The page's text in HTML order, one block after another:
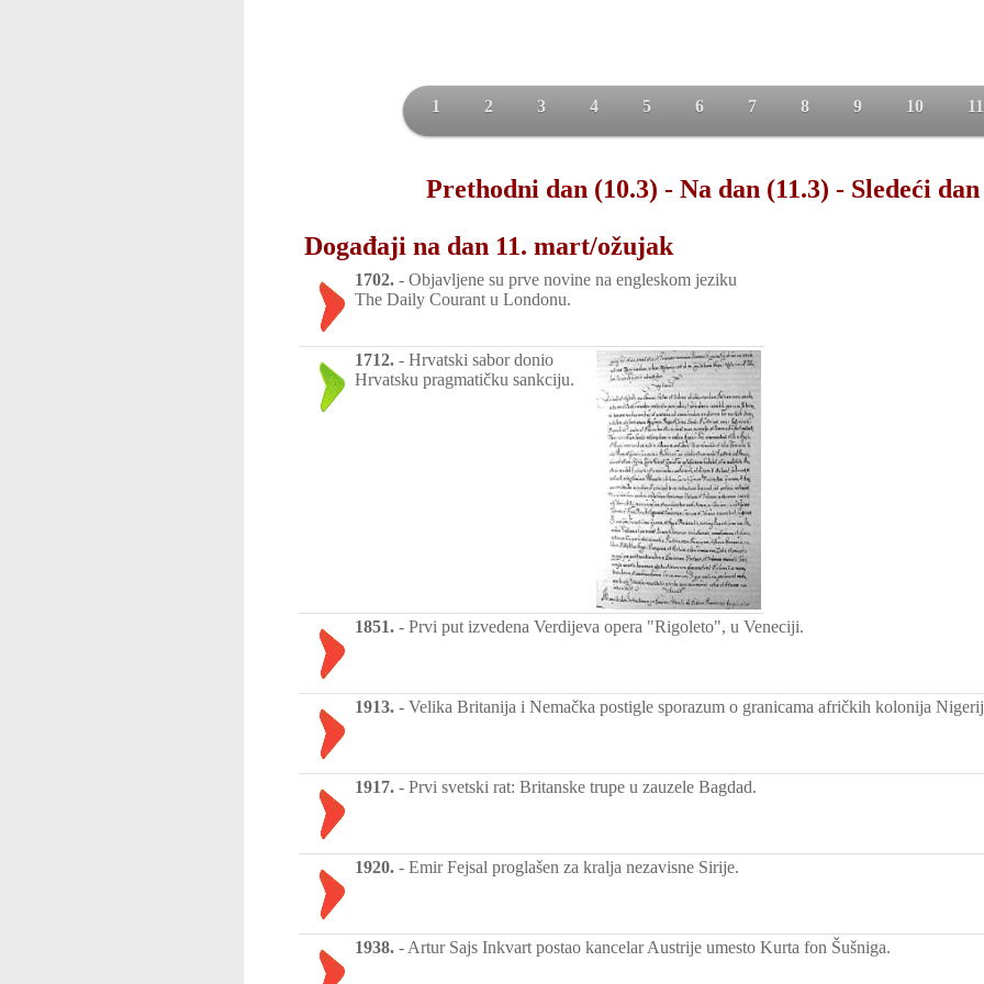
1 2 3 4 5 6 7 8 9 10 11
Prethodni dan (10.3) - Na dan (11.3) - Sledeći
Događaji na dan 11. mart/ožujak
1702. - Objavljene su prve novine na engleskom jeziku
The Daily Courant u Londonu.
1712. - Hrvatski sabor donio
Hrvatsku pragmatičku sankciju.
1851. - Prvi put izvedena Verdijeva opera "Rigoleto", u Veneciji.
1913. - Velika Britanija i Nemačka postigle sporazum o granicama afričkih kolonija
1917. - Prvi svetski rat: Britanske trupe u zauzele Bagdad.
1920. - Emir Fejsal proglašen za kralja nezavisne Sirije.
1938. - Artur Sajs Inkvart postao kancelar Austrije umesto Kurta fon Šušniga.